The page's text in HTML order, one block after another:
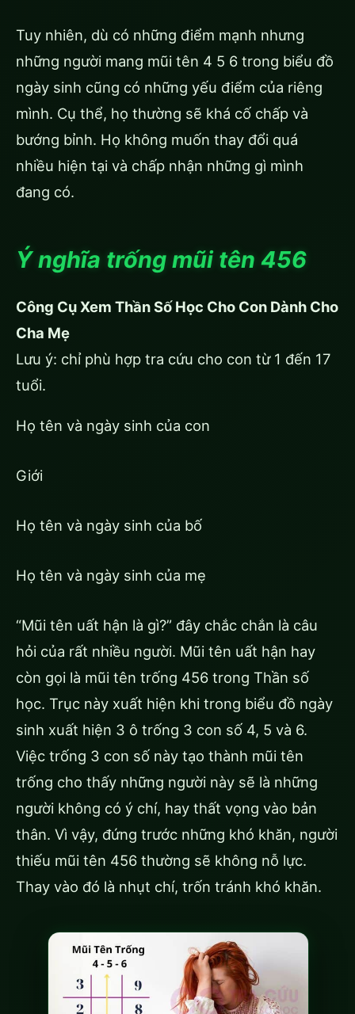
Tuy nhiên, dù có những điểm mạnh nhưng
những người mang mũi tên 4 5 6 trong biểu đồ
ngày sinh cũng có những yếu điểm của riêng
mình. Cụ thể, họ thường sẽ khá cố chấp và
bướng bỉnh. Họ không muốn thay đổi quá
nhiều hiện tại và chấp nhận những gì mình
đang có.
Ý nghĩa trống mũi tên 456
Công Cụ Xem Thần Số Học Cho Con Dành Cho
Cha Mẹ
Lưu ý: chỉ phù hợp tra cứu cho con từ 1 đến 17
tuổi.
Họ tên và ngày sinh của con
Giới
Họ tên và ngày sinh của bố
Họ tên và ngày sinh của mẹ
“Mũi tên uất hận là gì?” đây chắc chắn là câu
hỏi của rất nhiều người. Mũi tên uất hận hay
còn gọi là mũi tên trống 456 trong Thần số
học. Trục này xuất hiện khi trong biểu đồ ngày
sinh xuất hiện 3 ô trống 3 con số 4, 5 và 6.
Việc trống 3 con số này tạo thành mũi tên
trống cho thấy những người này sẽ là những
người không có ý chí, hay thất vọng vào bản
thân. Vì vậy, đứng trước những khó khăn, người
thiếu mũi tên 456 thường sẽ không nỗ lực.
Thay vào đó là nhụt chí, trốn tránh khó khăn.